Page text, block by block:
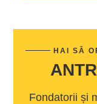
HAI SĂ
Fondatorii și